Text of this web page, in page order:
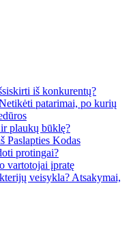
iš konkurentų?
patarimai, po kurių
plaukų būklę?
Paslapties Kodas
protingai?
vartotojai įpratę
veisykla? Atsakymai,